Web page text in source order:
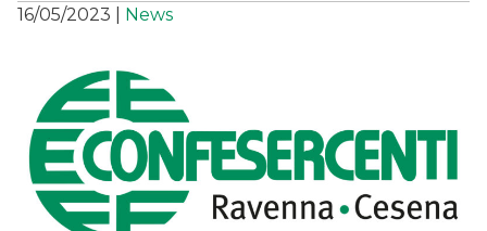
16/05/2023 News